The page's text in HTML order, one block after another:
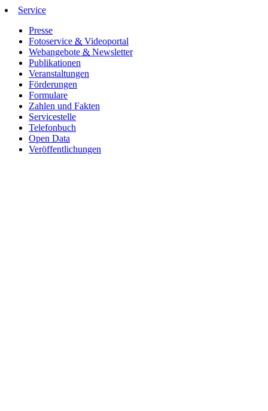
Service
Presse
Fotoservice & Videoportal
Webangebote & Newsletter
Publikationen
Veranstaltungen
Förderungen
Formulare
Zahlen und Fakten
Servicestelle
Telefonbuch
Open Data
Veröffentlichungen